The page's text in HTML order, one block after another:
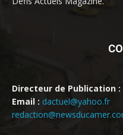
Directeur de Publication :
Email : dactuel@yahoo.fr